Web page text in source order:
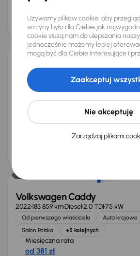
obniżką
63 000 zł
Możliwość odliczenia VAT
Volkswagen ID.4 Pro Perf.
2020
Automat
Elektryk Samochód Elektryczny na
SoH 90%
Miesięczna rata
od 583 zł
Volkswagen Caddy
2022183 859 kmDiesel2.0 TDI75 kW
Od pierwszego właściciela Auta krajowe
Salon Polska
+5 kolejnych
Miesięczna rata
od 381 zł
Używamy plików cookie, aby
witryny było dla Ciebie jak
cookie służą nam do ulepszania
jednocześnie możemy lepiej
mogą być dla Ciebie interesujące i
Zarządzaj plikami
Nie akceptuję
Zaakceptuj